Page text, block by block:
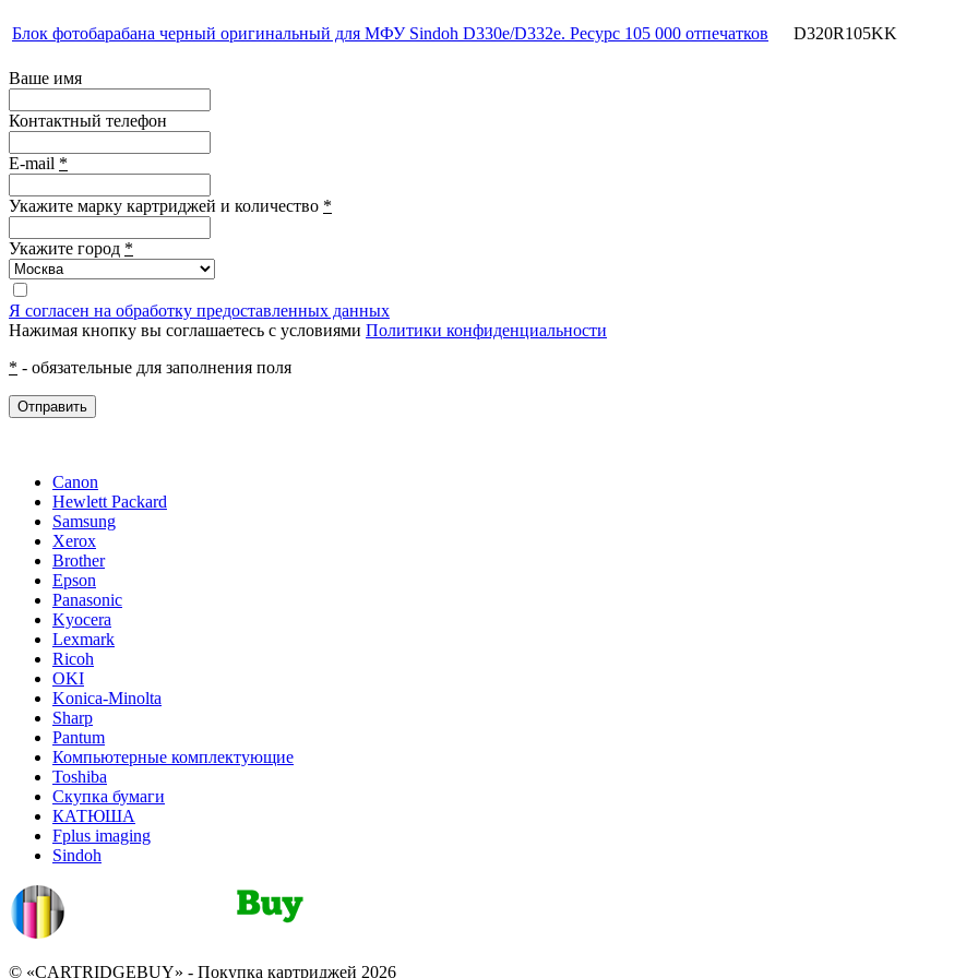
Блок фотобарабана черный оригинальный для МФУ Sindoh D330e/D332e. Ресурс 105 000 отпечатков D320R105KK
Ваше имя
Контактный телефон
E-mail *
Укажите марку картриджей и количество *
Укажите город *
Я согласен на обработку предоставленных данных
Нажимая кнопку вы соглашаетесь с условиями Политики конфиденциальности
* - обязательные для заполнения поля
Отправить
Canon
Hewlett Packard
Samsung
Xerox
Brother
Epson
Panasonic
Kyocera
Lexmark
Ricoh
OKI
Konica-Minolta
Sharp
Pantum
Компьютерные комплектующие
Toshiba
Скупка бумаги
КАТЮША
Fplus imaging
Sindoh
© «CARTRIDGEBUY» - Покупка картриджей 2026